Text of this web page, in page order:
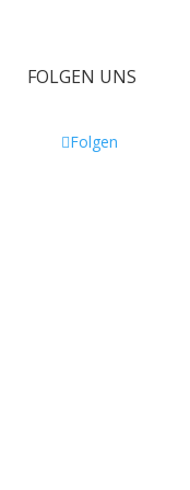
FOLGEN UNS
Folgen